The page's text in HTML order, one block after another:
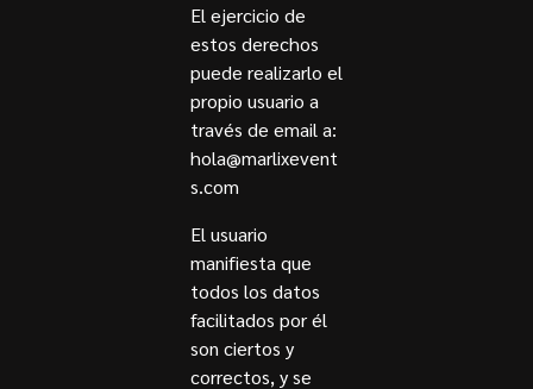
El ejercicio de
estos derechos
puede realizarlo el
propio usuario a
través de email a:
hola@marlixevent
s.com
El usuario
manifiesta que
todos los datos
facilitados por él
son ciertos y
correctos, y se